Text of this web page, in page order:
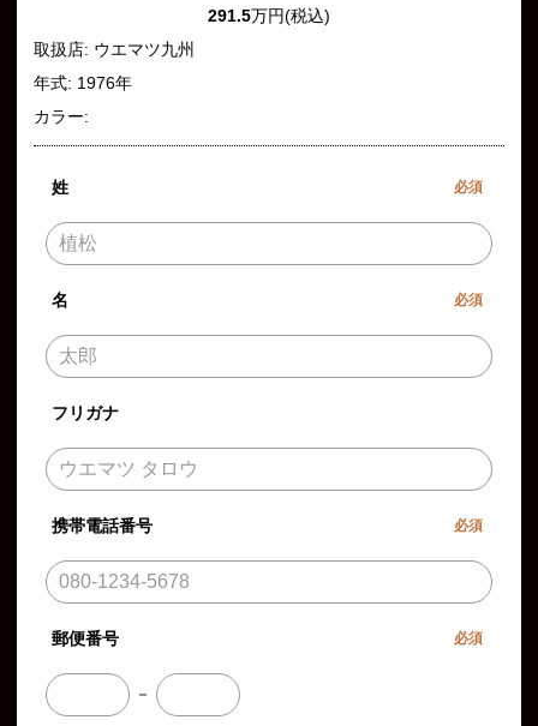
291.5万円(税込)
取扱店: ウエマツ九州
年式: 1976年
カラー:
姓 必須
名 必須
フリガナ
携帯電話番号 必須
郵便番号 必須
－